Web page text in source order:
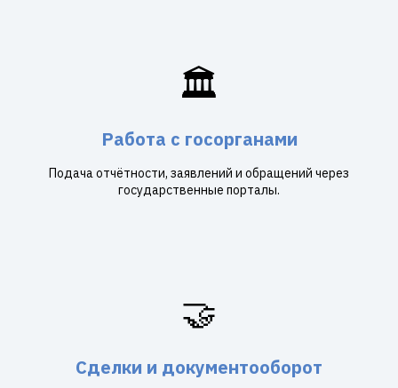
🏛️
Работа с госорганами
Подача отчётности, заявлений и обращений через
государственные порталы.
🤝
Сделки и документооборот